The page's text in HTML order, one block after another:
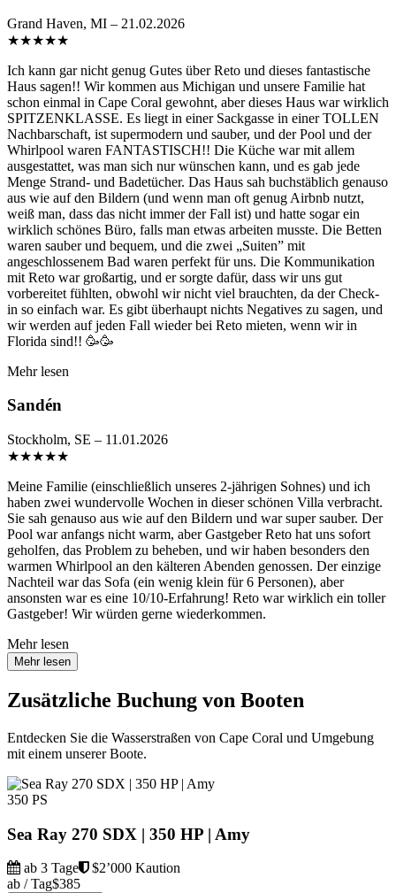
Grand Haven, MI – 21.02.2026
★★★★★
Ich kann gar nicht genug Gutes über Reto und dieses fantastische
Haus sagen!! Wir kommen aus Michigan und unsere Familie hat
schon einmal in Cape Coral gewohnt, aber dieses Haus war wirklich
SPITZENKLASSE. Es liegt in einer Sackgasse in einer TOLLEN
Nachbarschaft, ist supermodern und sauber, und der Pool und der
Whirlpool waren FANTASTISCH!! Die Küche war mit allem
ausgestattet, was man sich nur wünschen kann, und es gab jede
Menge Strand- und Badetücher. Das Haus sah buchstäblich genauso
aus wie auf den Bildern (und wenn man oft genug Airbnb nutzt,
weiß man, dass das nicht immer der Fall ist) und hatte sogar ein
wirklich schönes Büro, falls man etwas arbeiten musste. Die Betten
waren sauber und bequem, und die zwei „Suiten” mit
angeschlossenem Bad waren perfekt für uns. Die Kommunikation
mit Reto war großartig, und er sorgte dafür, dass wir uns gut
vorbereitet fühlten, obwohl wir nicht viel brauchten, da der Check-
in so einfach war. Es gibt überhaupt nichts Negatives zu sagen, und
wir werden auf jeden Fall wieder bei Reto mieten, wenn wir in
Florida sind!! 🥳🥳
Mehr lesen
Sandén
Stockholm, SE – 11.01.2026
★★★★★
Meine Familie (einschließlich unseres 2-jährigen Sohnes) und ich
haben zwei wundervolle Wochen in dieser schönen Villa verbracht.
Sie sah genauso aus wie auf den Bildern und war super sauber. Der
Pool war anfangs nicht warm, aber Gastgeber Reto hat uns sofort
geholfen, das Problem zu beheben, und wir haben besonders den
warmen Whirlpool an den kälteren Abenden genossen. Der einzige
Nachteil war das Sofa (ein wenig klein für 6 Personen), aber
ansonsten war es eine 10/10-Erfahrung! Reto war wirklich ein toller
Gastgeber! Wir würden gerne wiederkommen.
Mehr lesen
Mehr lesen
Zusätzliche Buchung von Booten
Entdecken Sie die Wasserstraßen von Cape Coral und Umgebung
mit einem unserer Boote.
350 PS
Sea Ray 270 SDX | 350 HP | Amy
ab 3 Tage
$2’000 Kaution
ab / Tag$385